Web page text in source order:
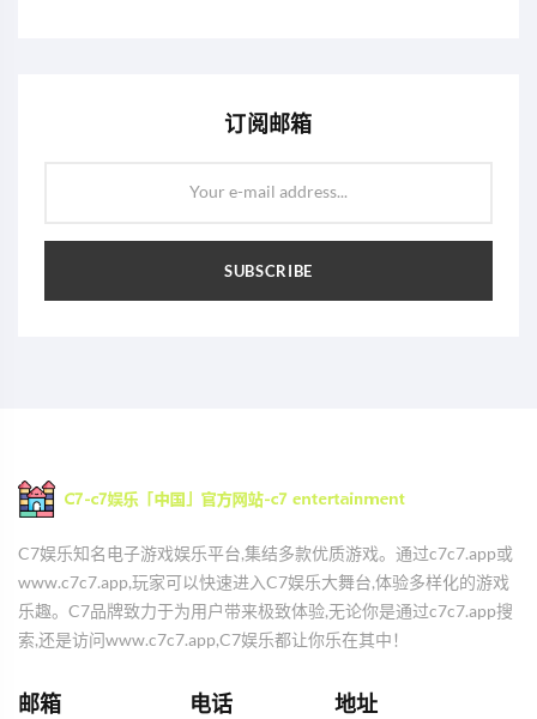
订阅邮箱
Your e-mail address...
SUBSCRIBE
C7娱乐知名电子游戏娱乐平台,集结多款优质游戏。通过c7c7.app或
www.c7c7.app,玩家可以快速进入C7娱乐大舞台,体验多样化的游戏
乐趣。C7品牌致力于为用户带来极致体验,无论你是通过c7c7.app搜
索,还是访问www.c7c7.app,C7娱乐都让你乐在其中！
邮箱 电话 地址